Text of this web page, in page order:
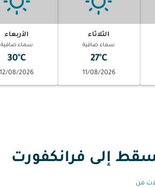
الثلاثاء
سماء صافية
27°C
11/08/2026
الأربعاء
سماء صافية
30°C
12/08/2026
إلى فرانكفورت
من